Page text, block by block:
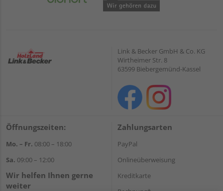
Link & Becker GmbH & Co. KG
Wirtheimer Str. 8
63599 Biebergemünd-Kassel
Öffnungszeiten:
Mo. – Fr. 08:00 – 18:00
Sa. 09:00 – 12:00
Wir helfen Ihnen gerne
weiter
Zahlungsarten
PayPal
Onlineüberweisung
Kreditkarte